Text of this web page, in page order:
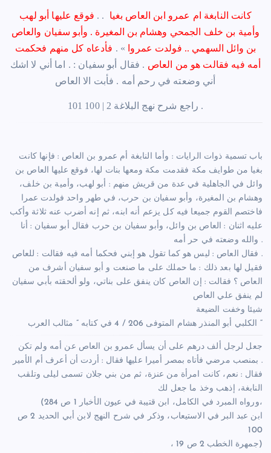
كانت النابغة ام عمرو ابن العاص بغيا . . فوقع عليها أبو لهب
وأمية بن خلف الجمحي وهشام بن المغيرة . وأبو سفيان والعاص
بن وائل السهمي .. فولدت عمروا » . فأدعاه كل منهم فحكمت
أمه فيه فقالت هو من العاص . فقال أبو سفيان : . اما أني لا اشك
أني وضعته في رحم أمه . فأبت الا العاص
راجع شرح نهج البلاغة 2 | 100 101 .
بغيا من طوايف مكة فقدمت مكة ومعها بنات لها، فوقع عليها العاص بن
وائل في الجاهلية في عدة من قريش منهم : أبو لهب، وأمية بن خلف،
وهشام بن المغيرة، وأبو سفيان بن حرب، في طهر واحد فولدت عمرا
فاختصم القوم جميعا فيه كل يزعم أنه ابنه، ثم إنه أضرب عنه ثلاثة وأكب
عليه اثنان : العاص بن وائل، وأبو سفيان بن حرب فقال أبو سفيان : أنا
والله وضعته في حر أمه .
فقال العاص : ليس هو كما تقول هو إبني فحكما أمه فيه فقالت : للعاص .
فقيل لها بعد ذلك : ما حملك على ما صنعت و أبو سفيان أشرف من
العاص ؟ فقالت : إن العاص كان ينفق على بناتي، ولو ألحقته بأبي سفيان
لم ينفق علي العاص
شيئا وخفت الضيعة
الكلبي أبو المنذر هشام المتوفى 206 / 4 في كتابه ” مثالب العرب “
جعل لرجل ألف درهم على أن يسأل عمرو بن العاص عن أمه ولم تكن
بمنصب مرضي فأتاه بمصر أميرا عليها فقال : أردت أن أعرف أم الأمير .
فقال : نعم، كانت امرأة من عنزة، ثم من بني جلان تسمى ليلى وتلقب
النابغة، إذهب وخذ ما جعل لك
(ورواه المبرد في الكامل، ابن قتيبة في عيون الأخبار 1 ص 284،
ابن عبد البر في الاستيعاب، وذكر في شرح النهج لابن أبي الحديد 2 ص
100
، جمهرة الخطب 2 ص 19)